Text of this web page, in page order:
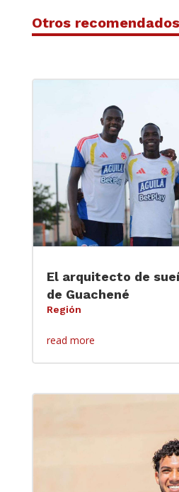
Otros
El arquitecto de
de Guachené
Región
read more